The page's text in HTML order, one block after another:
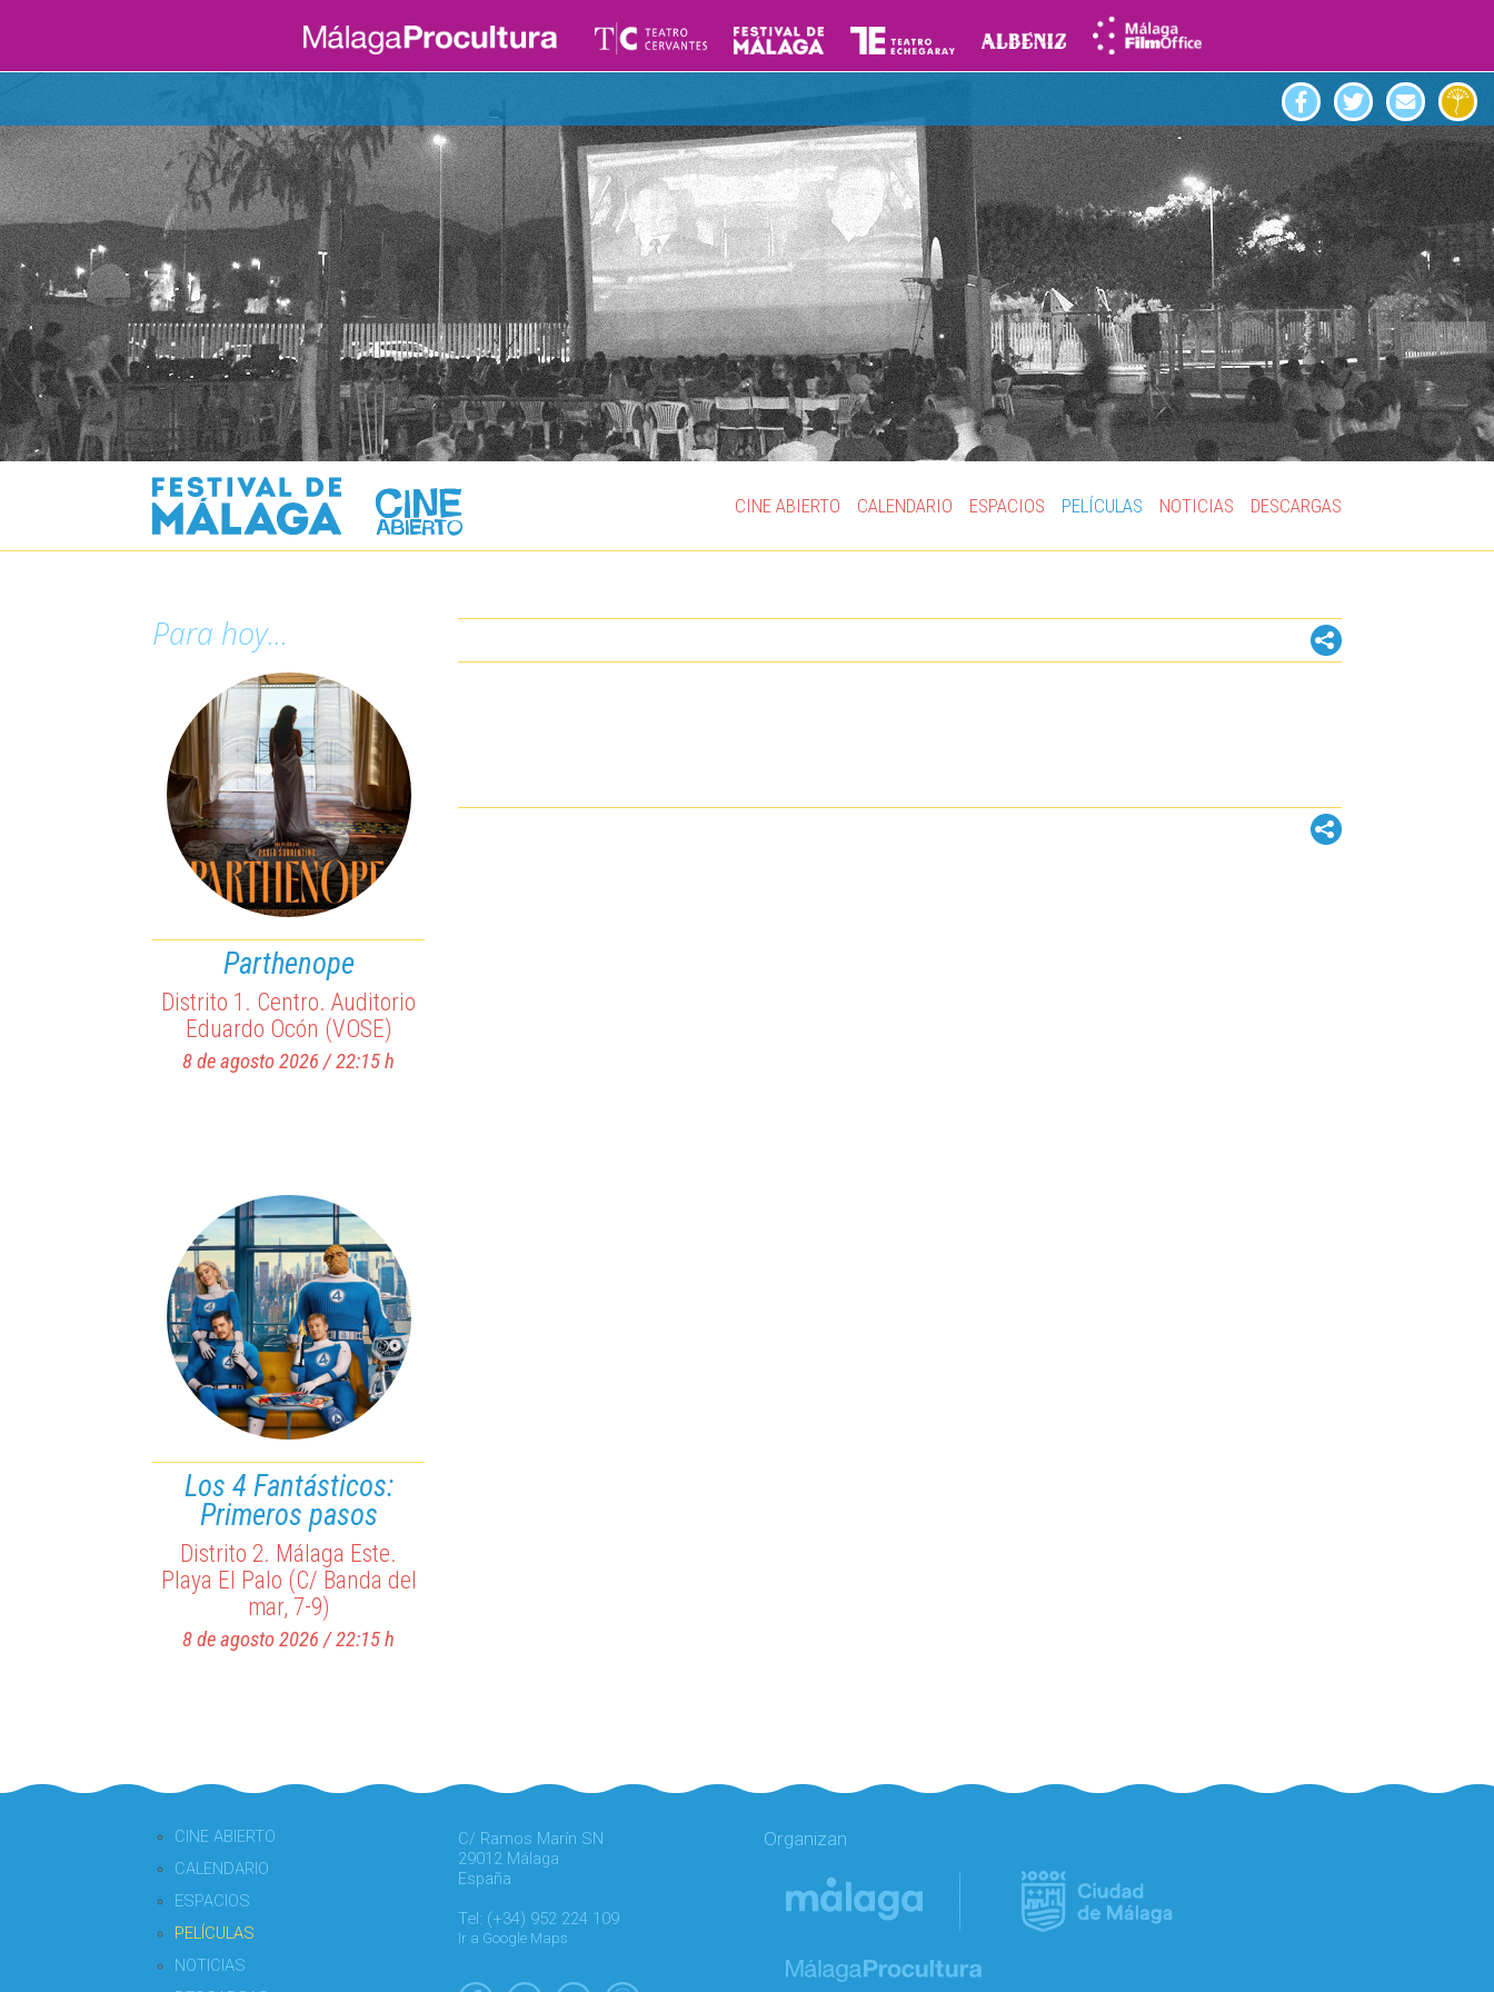
CINE ABIERTO CALENDARIO ESPACIOS PELÍCULAS NOTICIAS DESCARGAS
Para hoy...
Parthenope
Distrito 1. Centro. Auditorio
Eduardo Ocón (VOSE)
8 de agosto 2026 / 22:15 h
Los 4 Fantásticos:
Primeros pasos
Distrito 2. Málaga Este.
Playa El Palo (C/ Banda del
mar, 7-9)
8 de agosto 2026 / 22:15 h
CINE ABIERTO
CALENDARIO
ESPACIOS
PELÍCULAS
NOTICIAS
C/ Ramos Marín SN
29012 Málaga
España
Tel: (+34) 952 224 109
Ir a Google Maps
Organizan